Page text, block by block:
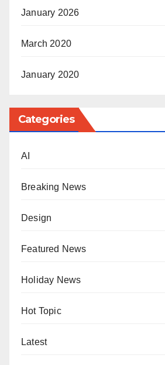
January 2026
March 2020
January 2020
Categories
AI
Breaking News
Design
Featured News
Holiday News
Hot Topic
Latest